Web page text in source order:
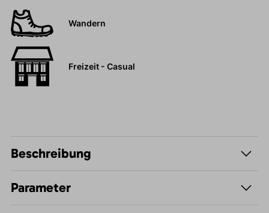
Wandern
Freizeit - Casual
Beschreibung
Parameter